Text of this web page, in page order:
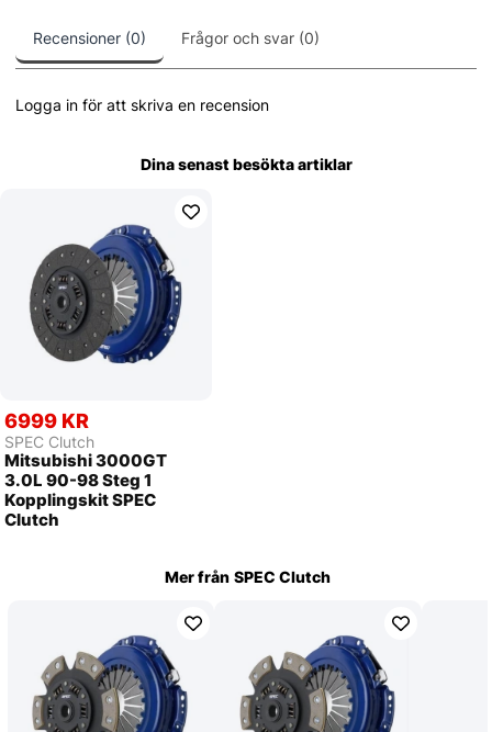
Recensioner (0) Frågor och svar (0)
Logga in för att skriva en recension
Dina senast besökta artiklar
6999 KR
SPEC Clutch
Mitsubishi 3000GT
3.0L 90-98 Steg 1
Kopplingskit SPEC
Clutch
Mer från SPEC Clutch